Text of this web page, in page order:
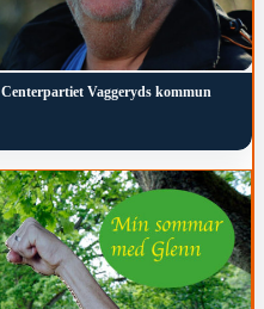
Centerpartiet Vaggeryds kommun